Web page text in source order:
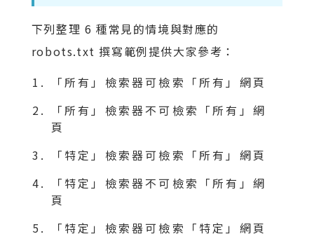
下列整理 6 種常見的情境與對應的
robots.txt 撰寫範例提供大家參考：
「所有」檢索器可檢索「所有」網頁
「所有」檢索器不可檢索「所有」網
頁
「特定」檢索器可檢索「所有」網頁
「特定」檢索器不可檢索「所有」網
頁
「特定」檢索器可檢索「特定」網頁